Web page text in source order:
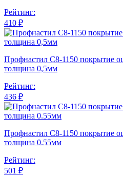
Рейтинг:
410 ₽
Профнастил С8-1150 покрытие
толщина 0,5мм
Рейтинг:
436 ₽
Профнастил С8-1150 покрытие
толщина 0.55мм
Рейтинг:
501 ₽